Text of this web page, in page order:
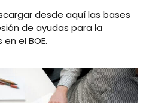
desde aquí las bases
de ayudas para la
el BOE.